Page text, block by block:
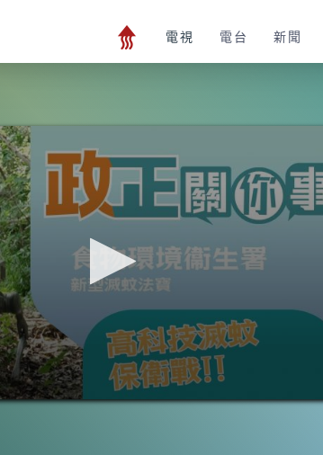
電視 電台 新聞